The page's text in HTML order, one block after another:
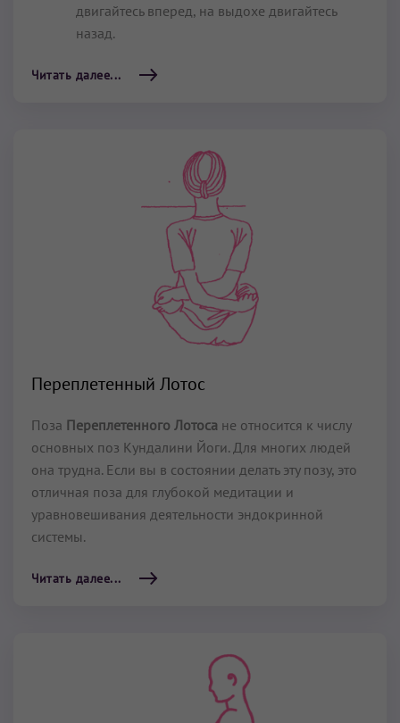
двигайтесь вперед, на выдохе двигайтесь
назад.
Читать далее...
Переплетенный Лотос
Поза Переплетенного Лотоса не относится к числу
основных поз Кундалини Йоги. Для многих людей
она трудна. Если вы в состоянии делать эту позу, это
отличная поза для глубокой медитации и
уравновешивания деятельности эндокринной
системы.
Читать далее...